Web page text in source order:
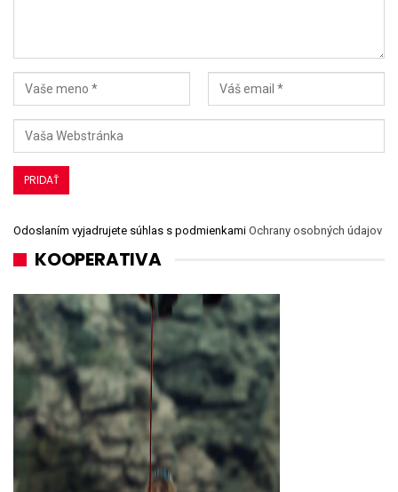
Odoslaním vyjadrujete súhlas s podmienkami Ochrany osobných údajov
KOOPERATIVA